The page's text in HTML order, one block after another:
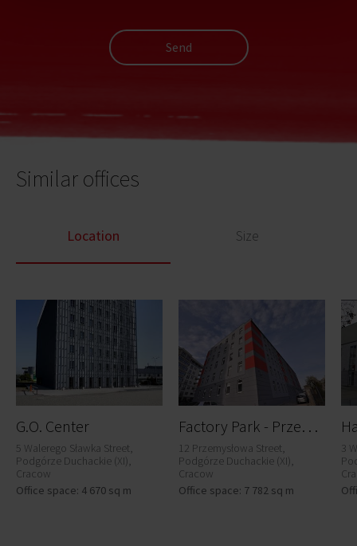
Send
Similar offices
Location Size
G.O. Center
5 Walerego Sławka Street,
Podgórze Duchackie (XI),
Cracow
Office space: 4 670 sq m
F
actory Park - Przemysłowa 12
12 Przemysłowa Street,
Podgórze Duchackie (XI),
Cracow
Office space: 7 782 sq m
3